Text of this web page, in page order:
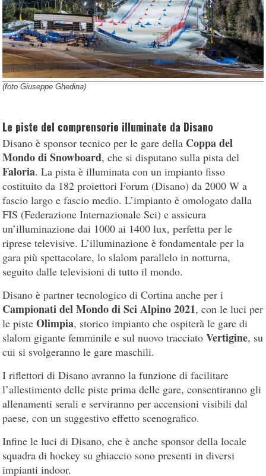
(foto Giuseppe Ghedina)
Le piste del comprensorio illuminate da Disano
Disano è sponsor tecnico per le gare della Coppa del
Mondo di Snowboard, che si disputano sulla pista del
Faloria. La pista è illuminata con un impianto fisso
costituito da 182 proiettori Forum (Disano) da 2000 W a
fascio largo e fascio medio. L’impianto è omologato dalla
FIS (Federazione Internazionale Sci) e assicura
un’illuminazione dai 1000 ai 1400 lux, perfetta per le
riprese televisive. L’illuminazione è fondamentale per la
gara più spettacolare, lo slalom parallelo in notturna,
seguito dalle televisioni di tutto il mondo.
Disano è partner tecnologico di Cortina anche per i
Campionati del Mondo di Sci Alpino 2021, con le luci per
le pisteOlimpia, storico impianto che ospiterà le gare di
slalom gigante femminile e sul nuovo tracciatoVertigine, su
cui si svolgeranno le gare maschili.
I riflettori di Disano avranno la funzione di facilitare
l’allestimento delle piste prima delle gare, consentiranno gli
allenamenti serali e serviranno per accensioni visibili dal
paese, con un suggestivo effetto scenografico.
Infine le luci di Disano, che è anche sponsor della locale
squadra di hockey su ghiaccio sono presenti in diversi
impianti indoor.